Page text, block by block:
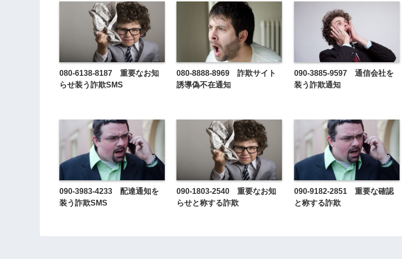
080-6138-8187 重要なお知
らせ装う詐欺SMS
080-8888-8969 詐欺サイト
誘導偽不在通知
090-3885-9597 通信会社を
装う詐欺通知
090-3983-4233 配達通知を
装う詐欺SMS
090-1803-2540 重要なお知
らせと称する詐欺
090-9182-2851 重要な確認
と称する詐欺